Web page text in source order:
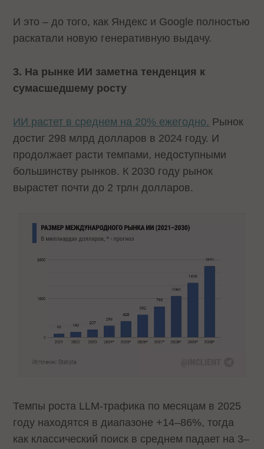
И это – до того, как Яндекс и Google полностью
раскатали новую генеративную выдачу.
3. На рынке ИИ заметна тенденция к
сумасшедшему росту
ИИ растет в среднем на 20% ежегодно. Рынок
достиг 298 млрд долларов в 2024 году. И
продолжает расти темпами, недоступными
большинству рынков. К 2030 году рынок
вырастет почти до 2 трлн долларов.
Темпы роста LLM-трафика по месяцам в 2025
году находятся в диапазоне +14–86%, тогда
как классический поиск в среднем падает на 3–